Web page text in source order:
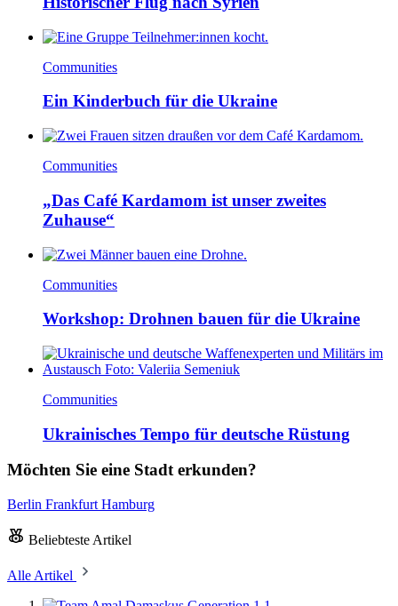
Communities
Ein Kinderbuch für die Ukraine
Communities
„Das Café Kardamom ist unser zweites
Zuhause“
Communities
Workshop: Drohnen bauen für die Ukraine
Communities
Ukrainisches Tempo für deutsche Rüstung
Möchten Sie eine Stadt erkunden?
Berlin Frankfurt Hamburg
Beliebteste Artikel
Alle Artikel